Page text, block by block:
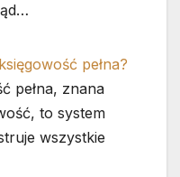
pełna?
pełna, znana
to system
wszystkie